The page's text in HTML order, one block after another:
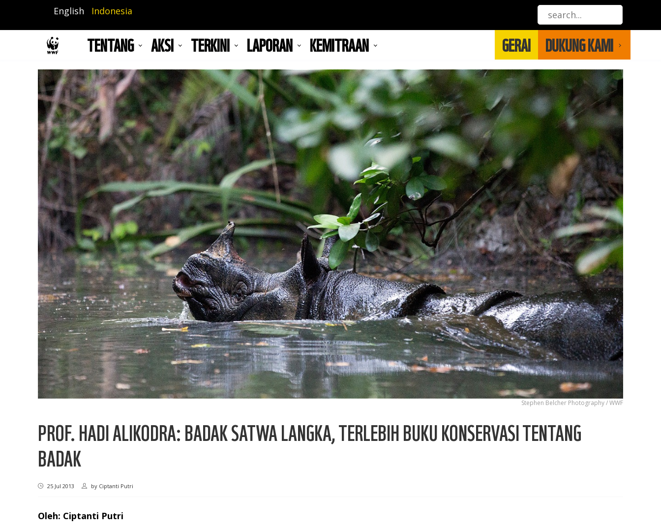
isi
English Indonesia
TENTANG AKSI TERKINI LAPORAN KEMITRAAN GERAI DUKUNG KAMI
Stephen ​Belcher Photography / WWF
PROF. HADI ALIKODRA: BADAK SATWA LANGKA, TERLEBIH BUKU KONSERVASI TENTANG
BADAK
25 Jul 2013 by Ciptanti Putri
Oleh: Ciptanti Putri